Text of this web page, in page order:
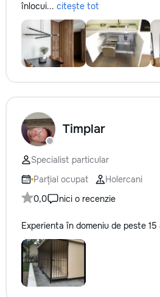
înlocui... citește tot
Timplar
Specialist particular
Parțial ocupat
Holercani
0,0
nici o recenzie
Experienta în domeniu de peste 15